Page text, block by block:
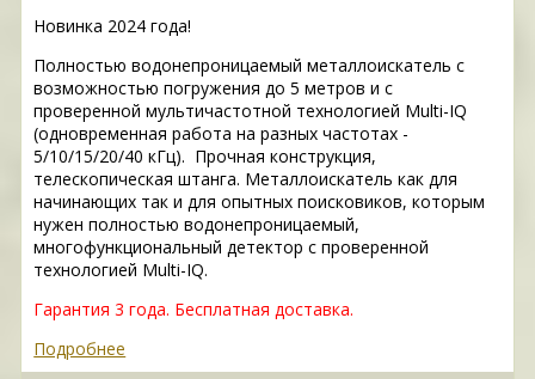
Новинка 2024 года!
Полностью водонепроницаемый металлоискатель с
возможностью погружения до 5 метров и с
проверенной мультичастотной технологией Multi-IQ
(одновременная работа на разных частотах -
5/10/15/20/40 кГц). Прочная конструкция,
телескопическая штанга. Металлоискатель как для
начинающих так и для опытных поисковиков, которым
нужен полностью водонепроницаемый,
многофункциональный детектор с проверенной
технологией Multi-IQ.
Гарантия 3 года. Бесплатная доставка.
Подробнее